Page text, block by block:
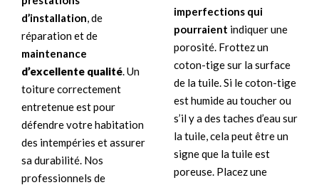
d’installation, de
réparation et de
maintenance
d’excellente qualité. Un
toiture correctement
entretenue est pour
défendre votre habitation
des intempéries et assurer
sa durabilité. Nos
professionnels de
imperfections qui
pourraient indiquer une
porosité. Frottez un
coton-tige sur la surface
de la tuile. Si le coton-tige
est humide au toucher ou
s’il y a des taches d’eau sur
la tuile, cela peut être un
signe que la tuile est
poreuse. Placez une